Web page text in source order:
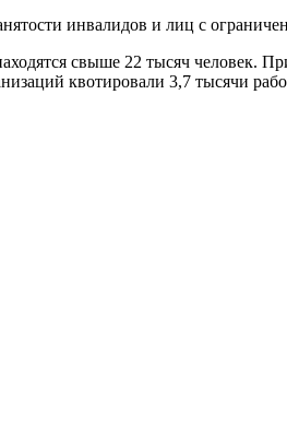
инвалидов и лиц с
свыше 22 тысяч человек.
квотировали 3,7 тысячи